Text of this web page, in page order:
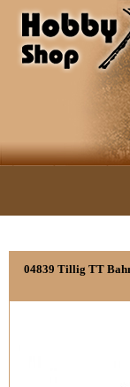
04839 Tillig TT